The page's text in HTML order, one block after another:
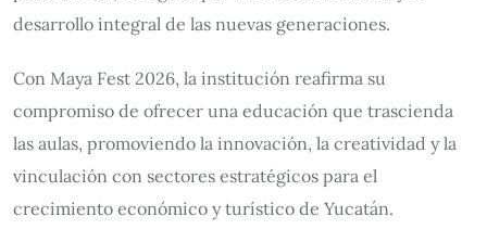
desarrollo integral de las nuevas generaciones.
Con Maya Fest 2026, la institución reafirma su
compromiso de ofrecer una educación que trascienda
las aulas, promoviendo la innovación, la creatividad y la
vinculación con sectores estratégicos para el
crecimiento económico y turístico de Yucatán.